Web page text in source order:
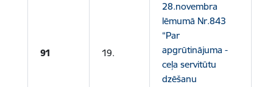
91 19.
28.novembra
lēmumā Nr.843
“Par
apgrūtinājuma -
ceļa servitūtu
dzēšanu